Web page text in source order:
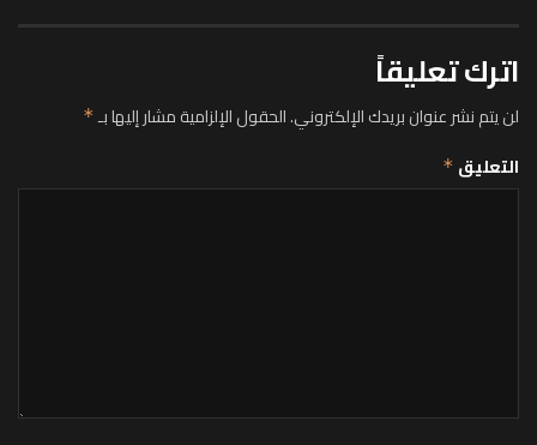
اترك تعليقاً
لن يتم نشر عنوان بريدك الإلكتروني.الحقول الإلزامية مشار إليها بـ*
التعليق *